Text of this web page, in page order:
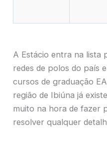
A Estácio entra na lista
redes de polos do país
cursos de graduação
região de Ibiúna já
muito na hora de fazer
resolver qualquer